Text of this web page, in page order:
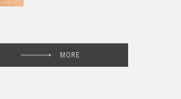
MORE